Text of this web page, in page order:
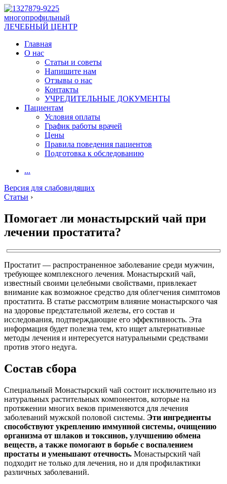
многопрофильный
ЛЕЧЕБНЫЙ ЦЕНТР
Главная
О нас
Статьи и советы
Напишите нам
Отзывы о нас
Контакты
УЧРЕДИТЕЛЬНЫЕ ДОКУМЕНТЫ
Пациентам
Условия оплаты
График работы врачей
Цены
Правила поведения пациентов
Подготовка к обследованию
...
Версия для слабовидящих
Статьи ›
Помогает ли монастырский чай при
лечении простатита?
Простатит — распространенное заболевание среди мужчин,
требующее комплексного лечения. Монастырский чай,
известный своими целебными свойствами, привлекает
внимание как возможное средство для облегчения симптомов
простатита. В статье рассмотрим влияние монастырского чая
на здоровье предстательной железы, его состав и
исследования, подтверждающие его эффективность. Эта
информация будет полезна тем, кто ищет альтернативные
методы лечения и интересуется натуральными средствами
против этого недуга.
Состав сбора
Специальный Монастырский чай состоит исключительно из
натуральных растительных компонентов, которые на
протяжении многих веков применяются для лечения
заболеваний мужской половой системы. Эти ингредиенты
способствуют укреплению иммунной системы, очищению
организма от шлаков и токсинов, улучшению обмена
веществ, а также помогают в борьбе с воспалением
простаты и уменьшают отечность. Монастырский чай
подходит не только для лечения, но и для профилактики
различных заболеваний.